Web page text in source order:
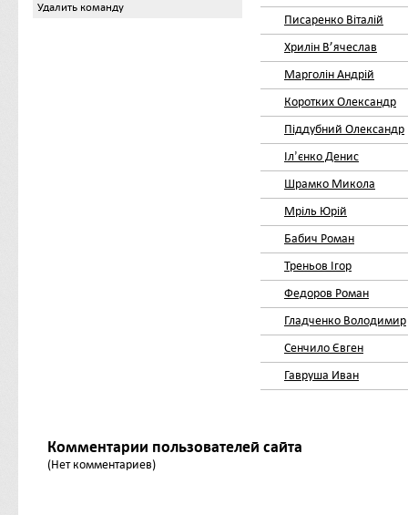
Удалить команду
Писаренко Віталій
Хрилін В’ячеслав
Марголін Андрій
Коротких Олександр
Піддубний Олександр
Ілʼєнко Денис
Шрамко Микола
Мріль Юрій
Бабич Роман
Треньов Ігор
Федоров Роман
Гладченко Володимир
Сенчило Євген
Гавруша Иван
Комментарии пользователей сайта
(Нет комментариев)